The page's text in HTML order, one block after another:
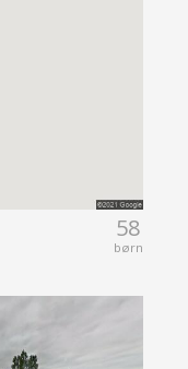
58
børn